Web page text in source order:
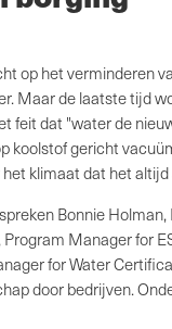
op het verminderen
Maar de laatste tijd
feit dat "water de
koolstof gericht
klimaat dat het
Bonnie
Manager for
for Water
door bedrijven.